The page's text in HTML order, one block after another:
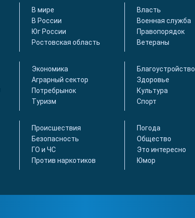
В мире
В России
Юг России
Ростовская область
Власть
Военная служба
Правопорядок
Ветераны
Экономика
Аграрный сектор
Потребрынок
Туризм
Благоустройство
Здоровье
Культура
Спорт
Происшествия
Безопасность
ГО и ЧС
Против наркотиков
Погода
Общество
Это интересно
Юмор